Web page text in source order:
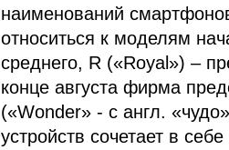
наименований
относиться к моделям
среднего, R («Royal») –
конце августа фирма
(«Wonder» - с англ.
устройств сочетает в